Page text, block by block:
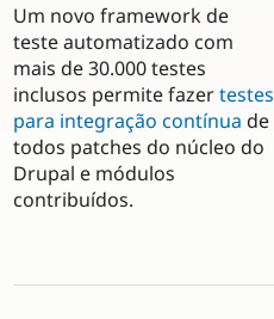
Um novo framework de
teste automatizado com
mais de 30.000 testes
inclusos permite fazertestes
para integração contínua de
todos patches do núcleo do
Drupal e módulos
contribuídos.